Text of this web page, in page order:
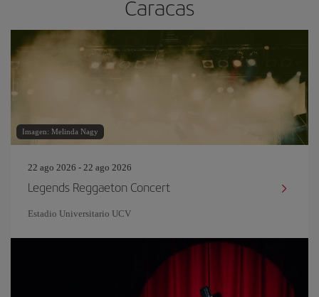
Caracas
Imagen: Melinda Nagy
22 ago 2026 - 22 ago 2026
Legends Reggaeton Concert
Estadio Universitario UCV